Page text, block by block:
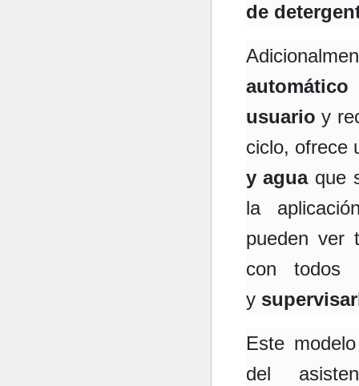
de
automático
usuario y
ciclo, ofrece
y aguaque
la
pueden ver
con todos
y
Este
del